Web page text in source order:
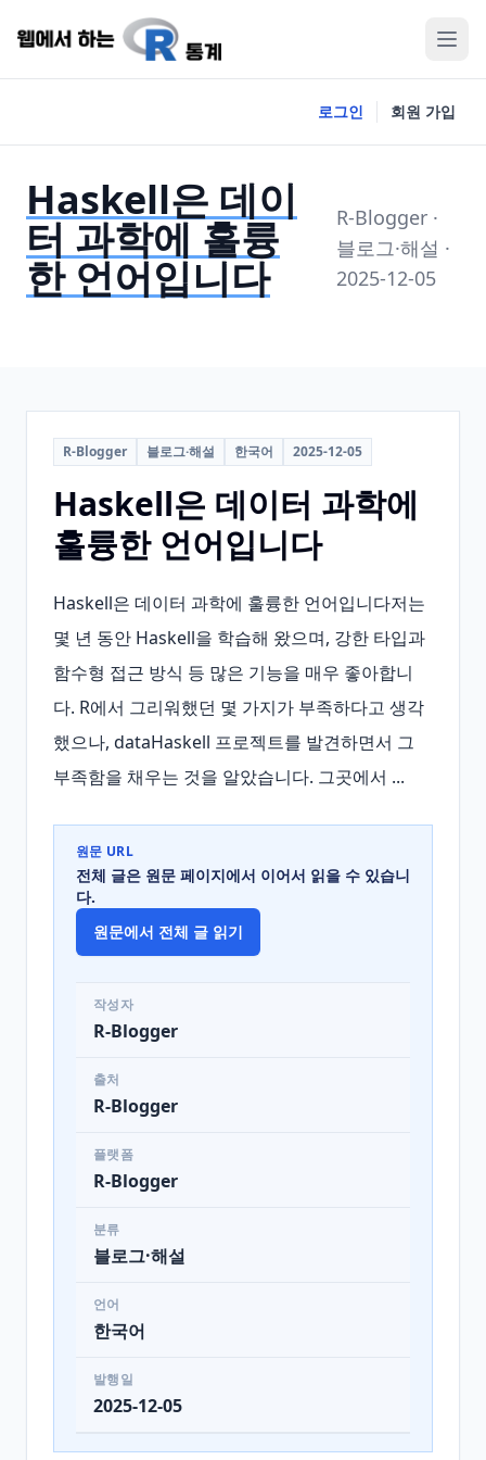
로그인 회원 가입
Haskell은 데이
터 과학에 훌륭
한 언어입니다
R-Blogger ·
블로그·해설 ·
2025-12-05
R-Blogger 블로그·해설 한국어 2025-12-05
Haskell은 데이터 과학에
훌륭한 언어입니다
Haskell은 데이터 과학에 훌륭한 언어입니다저는
몇 년 동안 Haskell을 학습해 왔으며, 강한 타입과
함수형 접근 방식 등 많은 기능을 매우 좋아합니
다. R에서 그리워했던 몇 가지가 부족하다고 생각
했으나, dataHaskell 프로젝트를 발견하면서 그
부족함을 채우는 것을 알았습니다. 그곳에서 ...
원문 URL
전체 글은 원문 페이지에서 이어서 읽을 수 있습니
다.
원문에서 전체 글 읽기
작성자
R-Blogger
출처
R-Blogger
플랫폼
R-Blogger
분류
블로그·해설
언어
한국어
발행일
2025-12-05